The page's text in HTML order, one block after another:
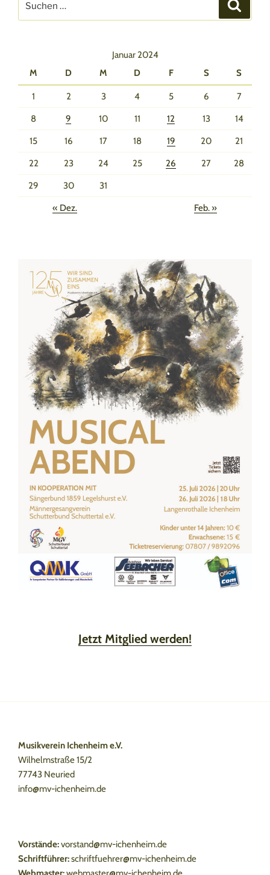
nach:
Januar 2024
M
D M D F S S
1 2 3 4 5 6 7
8 9 10 11 12 13 14
15 16 17 18 19 20 21
22 23 24 25 26 27 28
29 30 31
« Dez. Feb. »
Jetzt Mitglied werden!
Musikverein Ichenheim e.V.
Wilhelmstraße 15/2
77743 Neuried
info@mv-ichenheim.de
Vorstände:vorstand@mv-ichenheim.de
Schriftführer:schriftfuehrer@mv-ichenheim.de